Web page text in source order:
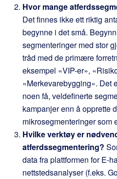
Hvor mange
Det finnes ikke ett riktig
begynne i det små.
segmenteringer med stor
tråd med de primære
eksempel «VIP-er»,
«Merkevarebygging». Det
noen få, veldefinerte
kampanjer enn å opprette
mikrosegmenteringer som
Hvilke verktøy er
atferdssegmentering?
data fra plattformen for E-
nettstedsanalyser (f.eks.